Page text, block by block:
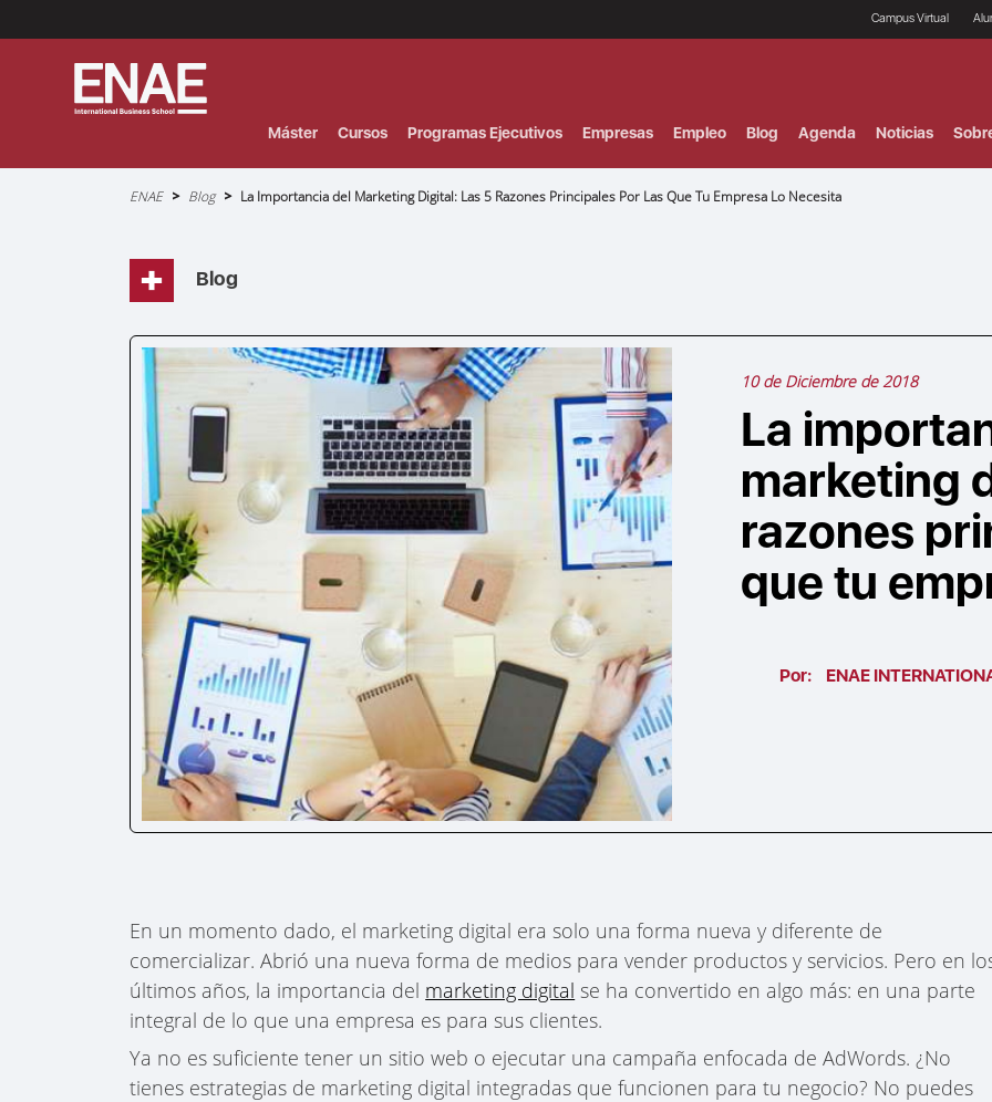
Campus Virtual
Máster Cursos Programas Ejecutivos Empresas Empleo Blog Agenda Noticias
Sobrescribir
la
navegación
ENAE Blog La Importancia del Marketing Digital: Las 5 Razones Principales Por Las Que Tu Empresa Lo Necesita
Blog
10 de Diciembre de 2018
La
marketing
razones
que tu
Por: ENAE
En un momento dado, el marketing digital era solo una forma nueva y diferente de
comercializar. Abrió una nueva forma de medios para vender productos y servicios. Pero en
últimos años, la importancia del marketing digital se ha convertido en algo más: en una parte
integral de lo que una empresa es para sus clientes.
Ya no es suficiente tener un sitio web o ejecutar una campaña enfocada de AdWords. ¿No
tienes estrategias de marketing digital integradas que funcionen para tu negocio? No puedes